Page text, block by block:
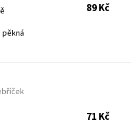
89 Kč
71 Kč